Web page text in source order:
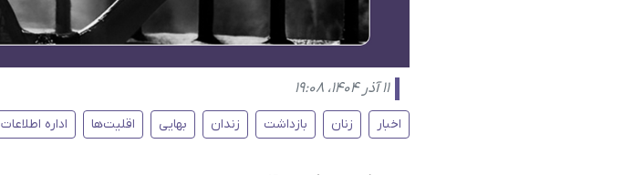
۱۱ آذر ۱۴۰۴، ۱۹:۰۸
اخبار زنان بازداشت زندان بهایی اقلیت‌ها اداره اطلاعات